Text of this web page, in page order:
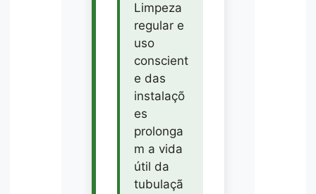
Limpeza
regular e
uso
conscient
e das
instalaçõ
es
prolonga
m a vida
útil da
tubulaçã